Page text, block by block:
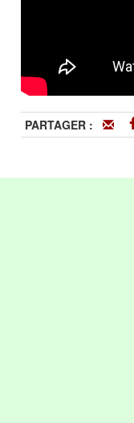
PARTAGER :